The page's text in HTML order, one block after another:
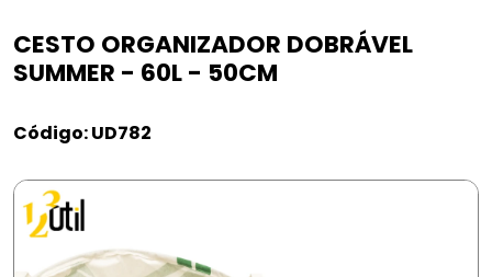
CESTO ORGANIZADOR DOBRÁVEL
SUMMER - 60L - 50CM
Código: UD782